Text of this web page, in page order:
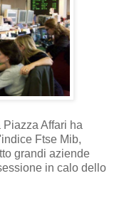
Affari ha
Ftse Mib,
grandi aziende
in calo dello